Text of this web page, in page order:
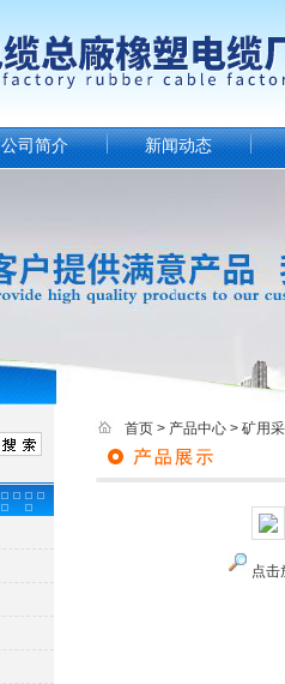
公司简介 新闻动态
首页 > 产品中心 > 矿用
点击